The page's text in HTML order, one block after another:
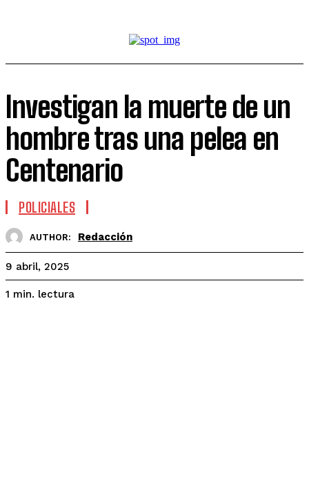
Investigan la muerte de un
hombre tras una pelea en
Centenario
POLICIALES
AUTHOR: Redacción
9 abril, 2025
1 min. lectura